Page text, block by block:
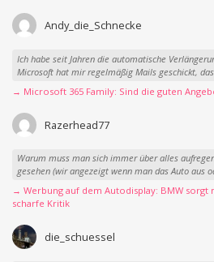
Andy_die_Schnecke
Ich habe seit Jahren die automatische
Microsoft hat mir regelmäßig Mails geschickt, das
→ Microsoft 365 Family: Sind die guten
Razerhead77
Warum muss man sich immer über alles
gesehen (wir angezeigt wenn man das Auto aus
→ Werbung auf dem Autodisplay: BMW
scharfe Kritik
die_schuessel